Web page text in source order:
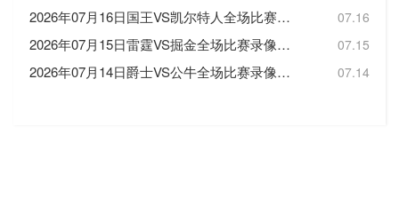
2026年07月16日国王VS凯尔特人全场比赛录像回放 07.16
2026年07月15日雷霆VS掘金全场比赛录像回放 07.15
2026年07月14日爵士VS公牛全场比赛录像回放 07.14